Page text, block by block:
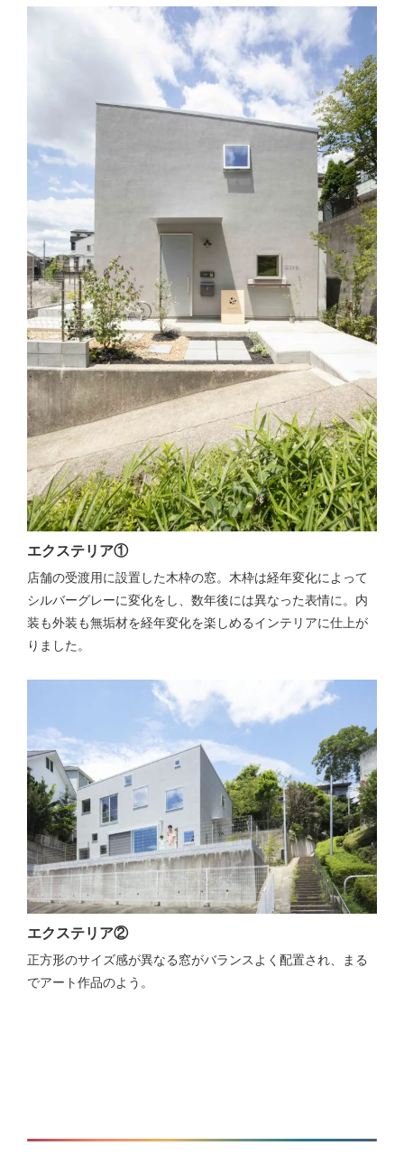
エクステリア①
店舗の受渡用に設置した木枠の窓。木枠は経年変化によって
シルバーグレーに変化をし、数年後には異なった表情に。内
装も外装も無垢材を経年変化を楽しめるインテリアに仕上が
りました。
エクステリア②
正方形のサイズ感が異なる窓がバランスよく配置され、まる
でアート作品のよう。